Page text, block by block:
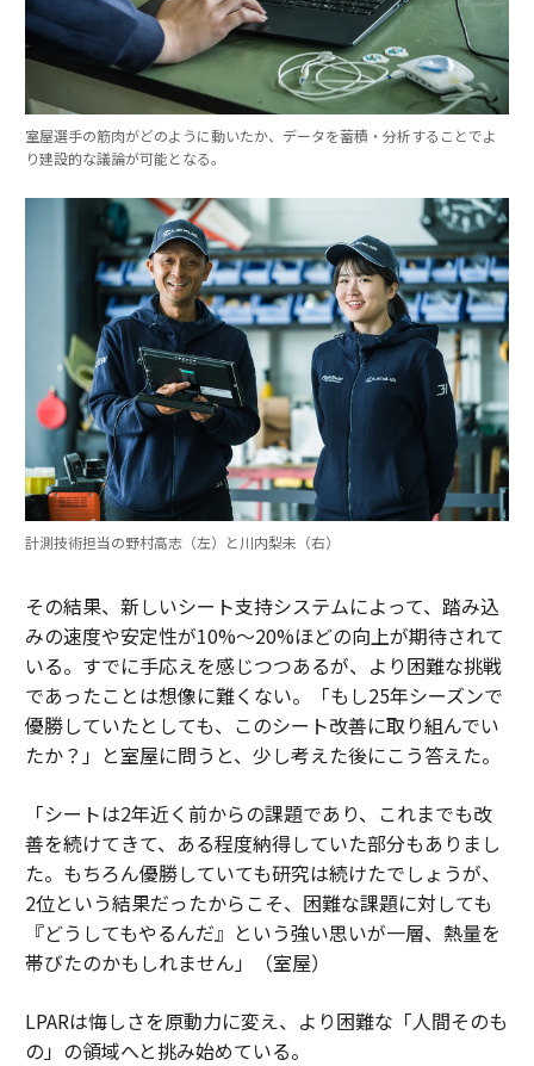
室屋選手の筋肉がどのように動いたか、データを蓄積・分析することでよ
り建設的な議論が可能となる。
計測技術担当の野村高志（左）と川内梨未（右）
その結果、新しいシート支持システムによって、踏み込
みの速度や安定性が10%〜20%ほどの向上が期待されて
いる。すでに手応えを感じつつあるが、より困難な挑戦
であったことは想像に難くない。「もし25年シーズンで
優勝していたとしても、このシート改善に取り組んでい
たか？」と室屋に問うと、少し考えた後にこう答えた。
「シートは2年近く前からの課題であり、これまでも改
善を続けてきて、ある程度納得していた部分もありまし
た。もちろん優勝していても研究は続けたでしょうが、
2位という結果だったからこそ、困難な課題に対しても
『どうしてもやるんだ』という強い思いが一層、熱量を
帯びたのかもしれません」（室屋）
LPARは悔しさを原動力に変え、より困難な「人間そのも
の」の領域へと挑み始めている。